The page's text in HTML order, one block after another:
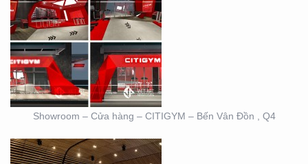
Showroom – Cửa hàng – CITIGYM – Bến Vân Đồn , Q4
BOOTH TRIỄN LÃM
CIRCO TẠI GEM
CENTER